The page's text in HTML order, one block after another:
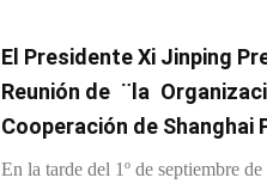
El Presidente Xi Jinping
Reunión de ¨la
Cooperación de Shanghai
En la tarde del 1º de septiembre